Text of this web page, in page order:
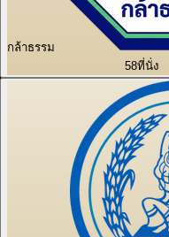
กล้าธรรม
58ที่นั่ง